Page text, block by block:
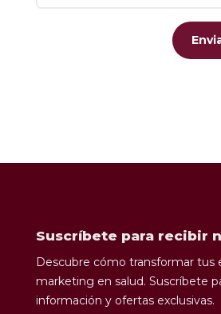
Suscríbete para recibir
Descubre cómo transformar tus
marketing en salud. Suscríbete
información y ofertas exclusivas.